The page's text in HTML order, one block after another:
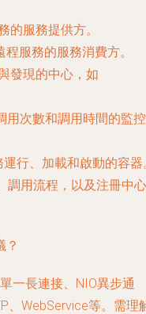
的服務提供方。
程服務的服務消費方。
發現的中心，如
用次數和調用時間的監控
運行、加載和啟動的容器
調用流程，以及注冊中心
？
單一長連接、NIO異步通
、WebService等。需理